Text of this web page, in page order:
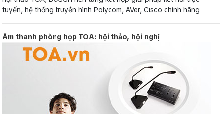
tuyến, hệ thống truyền hình Polycom, AVer, Cisco chính hãng
Âm thanh phòng họp TOA: hội thảo, hội nghị